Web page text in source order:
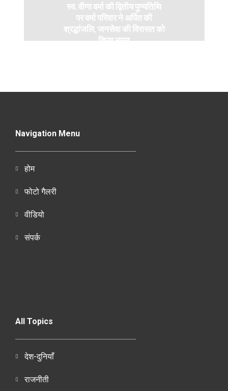
स्व. वीणा वर्मा की द्वितीय पुण्यतिथि
पर वर्मा परिवार ने अर्पित की
श्रद्धांजलि, जनसेवा की विरासत को
किया नमन
Navigation Menu
होम
फोटो गैलरी
वीडियो
संपर्क
All Topics
देश-दुनियाँ
राजनीती